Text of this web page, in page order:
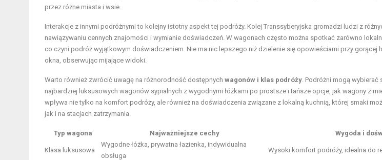
przez różne miasta i wsie.
Interakcje z innymi podróżnymi to kolejny istotny aspekt tej podróży. Kolej Transsyberyjska gromadzi ludzi z
nawiązywaniu cennych znajomości i wymianie doświadczeń. W wagonach często można spotkać zarówno
co czyni podróż wyjątkowym doświadczeniem. Nie ma nic lepszego niż dzielenie się opowieściami przy gorącej
okna, obserwując mijające widoki.
Warto również zwrócić uwagę na różnorodność dostępnych wagonów i klas podróży . Podróżni mogą
najbardziej luksusowych wagonów sypialnych z wygodnymi łóżkami po prostsze i tańsze opcje, jak wagony z
wpływa nie tylko na komfort podróży, ale również na doświadczenia związane z lokalną kuchnią, której smaki
jak i na stacjach zatrzymania.
Typ wagona Najważniejsze cechy Wygoda i
Klasa luksusowa
Wygodne łóżka, prywatna łazienka, indywidualna
obsługa
Wysoki komfort podróży, idealna do